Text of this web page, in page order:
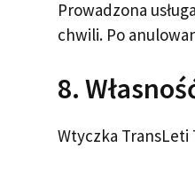
Prowadzona
chwili. Po
8.
Wtyczka TransLeti